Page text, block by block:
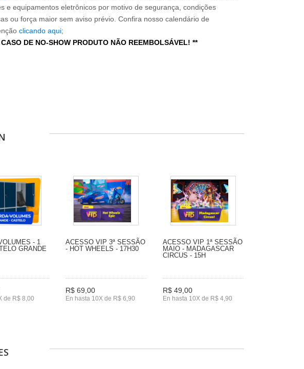
e equipamentos eletrônicos por motivo de segurança, condições
ou força maior sem aviso prévio. Confira nosso calendário de
clicando aqui;
DE NO-SHOW PRODUTO NÃO REEMBOLSÁVEL! **
- 1
GRANDE
de R$ 8,00
ACESSO VIP 3ª SESSÃO
- HOT WHEELS - 17H30
R$ 69,00
En hasta 10X de R$ 6,90
ACESSO VIP 1ª SESSÃO
MAIO - MADAGASCAR
CIRCUS - 15H
R$ 49,00
En hasta 10X de R$ 4,90